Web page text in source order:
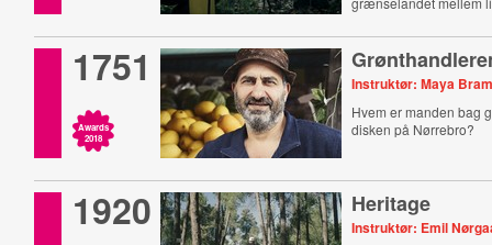
1751
Awards
2018
Instruktør: Maya
Hvem er manden bag
disken på Nørrebro?
1920 Heritage
Instruktør: Emil